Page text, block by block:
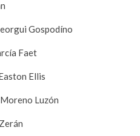
Gospodíno
Faet
Ellis
Luzón